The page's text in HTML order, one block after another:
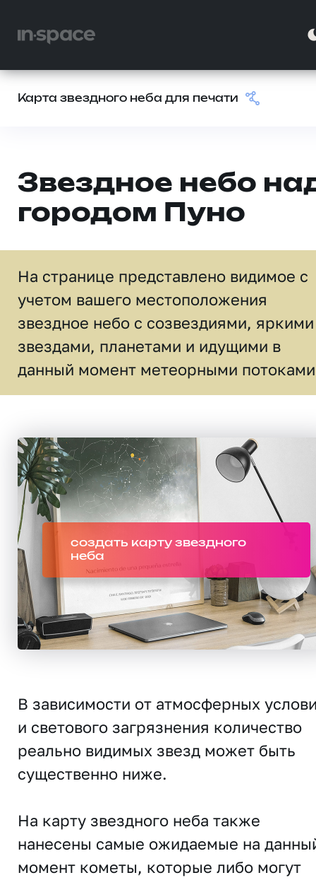
Карта звездного неба для печати
Звездное небо
городом Пуно
На странице представлено видимое c
учетом вашего местоположения
звездное небо c созвездиями, яркими
звездами, планетами и идущими в
данный момент метеорными
создать карту звездного
неба
В зависимости от атмосферных
и светового загрязнения количество
реально видимых звезд может быть
существенно ниже.
На карту звездного неба также
нанесены самые ожидаемые на
момент кометы, которые либо могут